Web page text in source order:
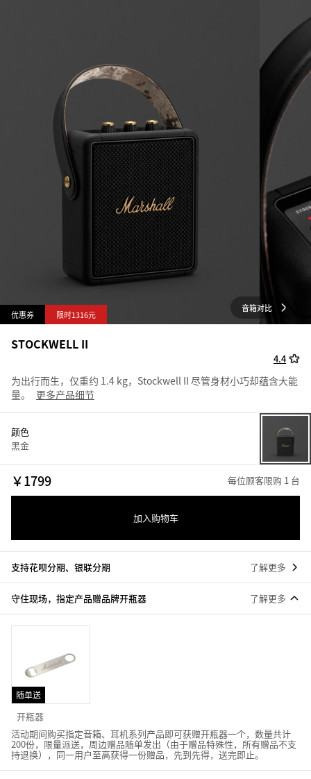
音箱对比
优惠券 限时1316元
STOCKWELL II
4.4
为出行而生，仅重约 1.4 kg，Stockwell II 尽管身材小巧却蕴含大能
量。
更多产品细节
颜色
黑金
￥1799 每位顾客限购 1 台
加入购物车
支持花呗分期、银联分期 了解更多
守住现场，指定产品赠品牌开瓶器 了解更多
随单送
开瓶器
活动期间购买指定音箱、耳机系列产品即可获赠开瓶器一个，数量共计
200份，限量派送，周边赠品随单发出（由于赠品特殊性，所有赠品不支
持退换），同一用户至高获得一份赠品，先到先得，送完即止。